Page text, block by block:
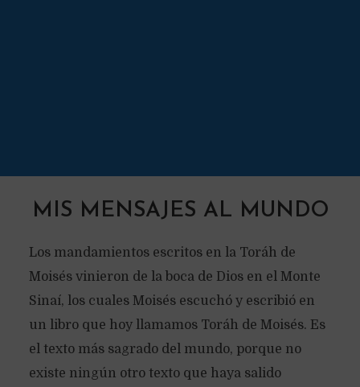
MIS MENSAJES AL MUNDO
Los mandamientos escritos en la Toráh de
Moisés vinieron de la boca de Dios en el Monte
Sinaí, los cuales Moisés escuchó y escribió en
un libro que hoy llamamos Toráh de Moisés. Es
el texto más sagrado del mundo, porque no
existe ningún otro texto que haya salido